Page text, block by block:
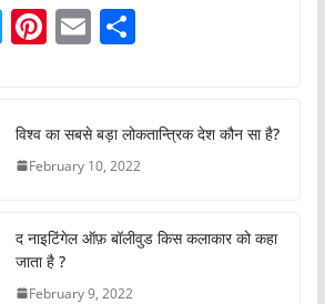
T
er
Pi
e
st
E
l
S
e
विश्व का सबसे बड़ा लोकतान्त्रिक देश कौन सा है?
February 10, 2022
द नाइटिंगेल ऑफ़ बॉलीवुड किस कलाकार को कहा
जाता है ?
February 9, 2022